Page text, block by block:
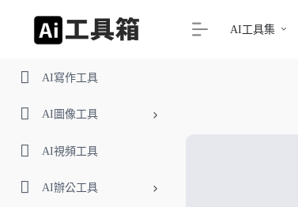
AI寫作工具
AI圖像工具
AI視頻工具
AI辦公工具
AI工具集